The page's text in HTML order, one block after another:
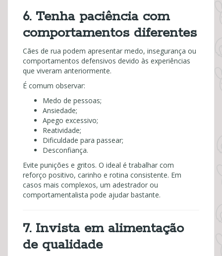
6. Tenha paciência com
comportamentos diferentes
Cães de rua podem apresentar medo, insegurança ou
comportamentos defensivos devido às experiências
que viveram anteriormente.
É comum observar:
Medo de pessoas;
Ansiedade;
Apego excessivo;
Reatividade;
Dificuldade para passear;
Desconfiança.
Evite punições e gritos. O ideal é trabalhar com
reforço positivo, carinho e rotina consistente. Em
casos mais complexos, um adestrador ou
comportamentalista pode ajudar bastante.
7. Invista em alimentação
de qualidade